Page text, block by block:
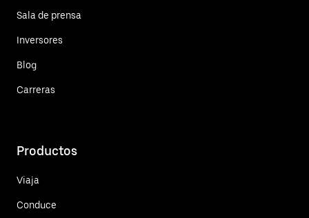
Sala de prensa
Inversores
Blog
Carreras
Productos
Viaja
Conduce